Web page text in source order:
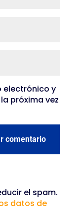
electrónico y
próxima vez
comentario
el spam.
datos de